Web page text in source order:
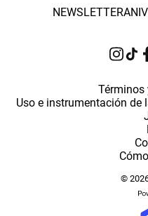
NEWSLETTER
Términos
Uso e instrumentación
©